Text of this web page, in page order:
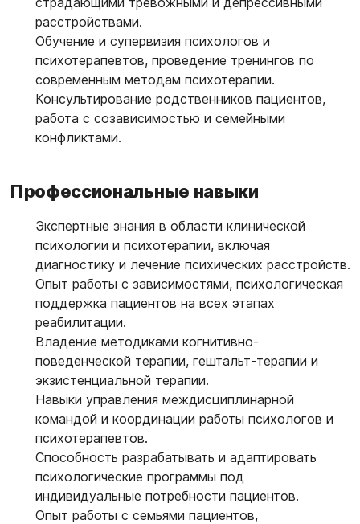
расстройствами.
Обучение и супервизия психологов и
психотерапевтов, проведение тренингов по
современным методам психотерапии.
Консультирование родственников пациентов,
работа с созависимостью и семейными
конфликтами.
Профессиональные навыки
Экспертные знания в области клинической
психологии и психотерапии, включая
диагностику и лечение психических расстройств.
Опыт работы с зависимостями, психологическая
поддержка пациентов на всех этапах
реабилитации.
Владение методиками когнитивно-
поведенческой терапии, гештальт-терапии и
экзистенциальной терапии.
Навыки управления междисциплинарной
командой и координации работы психологов и
психотерапевтов.
Способность разрабатывать и адаптировать
психологические программы под
индивидуальные потребности пациентов.
Опыт работы с семьями пациентов,